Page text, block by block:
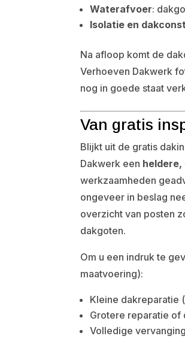
Waterafvoer:
Isolatie en
Na afloop komt de
Verhoeven Dakwerk
nog in goede staat
Van gratis
Blijkt uit de gratis
Dakwerk een
werkzaamheden
ongeveer in beslag
overzicht van posten
dakgoten.
Om u een indruk te
maatvoering):
Kleine dakreparatie
Grotere reparatie of
Volledige